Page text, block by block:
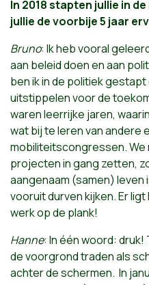
In 2018 stapten jullie in
jullie de voorbije 5 jaar
Bruno: Ik heb vooral
aan beleid doen en aan
ben ik in de politiek
uitstippelen voor de
waren leerrijke jaren,
wat bij te leren van
mobiliteitscongressen. We
projecten in gang zetten,
aangenaam (samen) leven
vooruit durven kijken. Er
werk op de plank!
Hanne: In één woord: druk!
de voorgrond traden als
achter de schermen. In